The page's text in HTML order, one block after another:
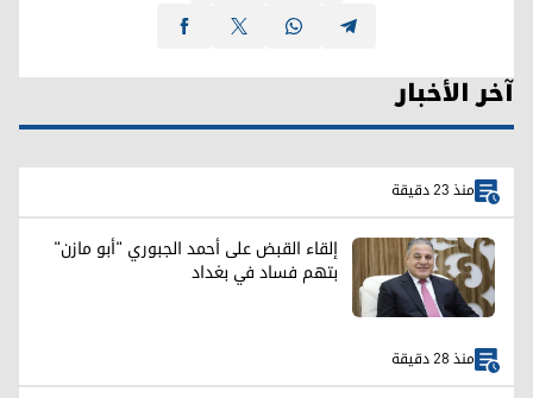
آخر الأخبار
منذ 23 دقيقة
إلقاء القبض على أحمد الجبوري "أبو مازن"
بتهم فساد في بغداد
منذ 28 دقيقة